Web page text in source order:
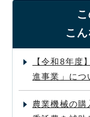
こ
【令和8年度
進事業」につ
農業機械の購